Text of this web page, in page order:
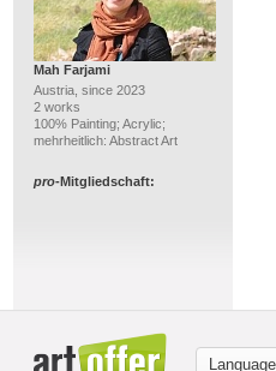
Mah Farjami
Austria, since 2023
2 works
100% Painting; Acrylic;
mehrheitlich: Abstract Art
pro-Mitgliedschaft: